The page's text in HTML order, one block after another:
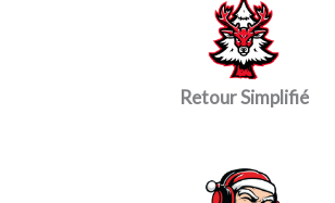
Retour Simplifié